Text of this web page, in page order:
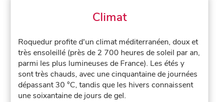
Climat
Roquedur profite d'un climat méditerranéen, doux et
très ensoleillé (près de 2 700 heures de soleil par an,
parmi les plus lumineuses de France). Les étés y
sont très chauds, avec une cinquantaine de journées
dépassant 30 °C, tandis que les hivers connaissent
une soixantaine de jours de gel.